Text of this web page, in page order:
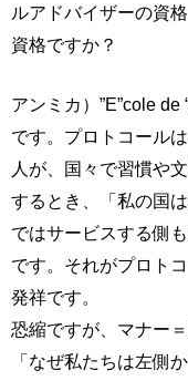
ルアドバイザーの資
資格ですか？
アンミカ）”E”cole de
です。プロトコール
人が、国々で習慣や
するとき、「私の国
ではサービスする側
です。それがプロト
発祥です。
恐縮ですが、マナー
「なぜ私たちは左側